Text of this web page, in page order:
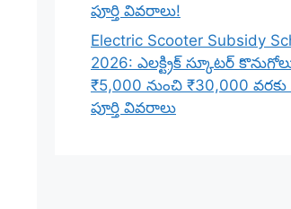
పూర్తి వివరాలు!
Electric Scooter Subsidy
2026: ఎలక్ట్రిక్ స్కూటర్
₹5,000 నుంచి ₹30,000
పూర్తి వివరాలు